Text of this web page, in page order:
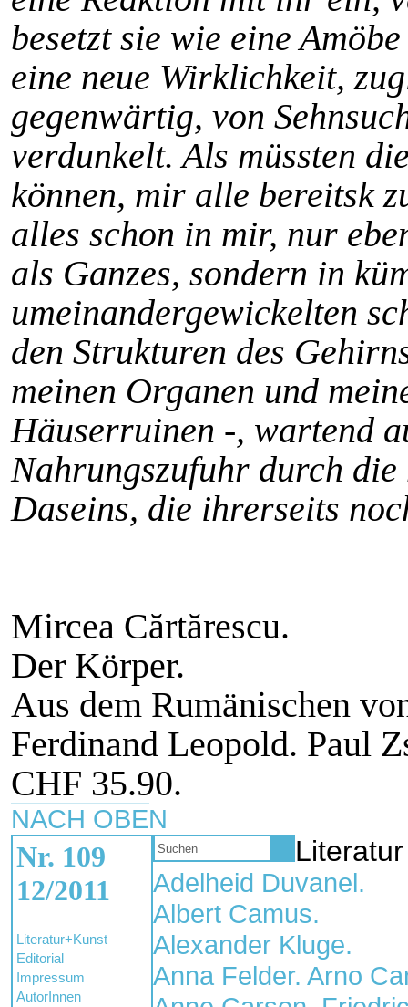
besetzt sie wie eine
eine neue Wirklichkeit,
gegenwärtig, von
verdunkelt. Als müssten
können, mir alle bereitsk
alles schon in mir, nur
als Ganzes, sondern in
umeinandergewickelten
den Strukturen des
meinen Organen und
Häuserruinen -, wartend
Nahrungszufuhr durch
Daseins, die ihrerseits
Mircea Cărtărescu.
Der Körper.
Aus dem Rumänischen
Ferdinand Leopold. Paul
CHF 35.90.
NACH OBEN
Nr. 109
12/2011
Literatur+Kunst
Editorial
Impressum
AutorInnen
Literatur
Adelheid Duvanel.
Albert Camus.
Alexander Kluge.
Anna Felder. Arno